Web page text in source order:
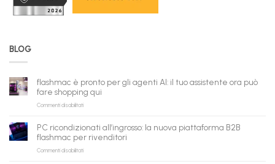
BLOG
flashmac è pronto per gli agenti AI: il tuo assistente ora può
fare shopping qui
Commenti disabilitatisu
pronto
per
gli
PC ricondizionati all’ingrosso: la nuova piattaforma B2B
flashmac per rivenditori
Commenti disabilitatisu